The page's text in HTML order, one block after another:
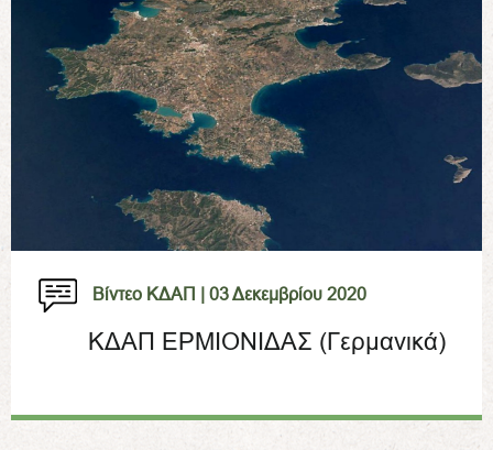
Βίντεο ΚΔΑΠ | 03 Δεκεμβρίου 2020
ΚΔΑΠ ΕΡΜΙΟΝΙΔΑΣ (Γερμανικά)